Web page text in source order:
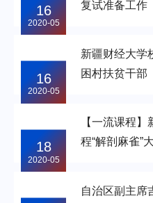
16
2020-05
复试准备工作
16
2020-05
新疆财经大学
困村扶贫干部
18
2020-05
【一流课程
程“解剖麻雀”
自治区副主席